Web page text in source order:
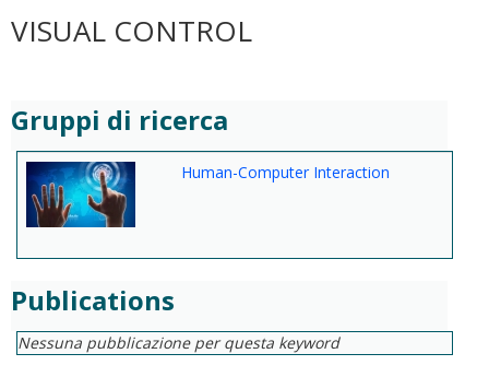
VISUAL CONTROL
Gruppi di ricerca
Human-Computer Interaction
Publications
Nessuna pubblicazione per questa keyword